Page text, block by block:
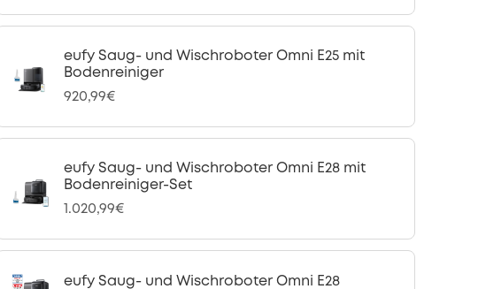
eufy Saug- und Wischroboter Omni E25 mit
Bodenreiniger
920,99€
eufy Saug- und Wischroboter Omni E28 mit
Bodenreiniger-Set
1.020,99€
eufy Saug- und Wischroboter Omni E28